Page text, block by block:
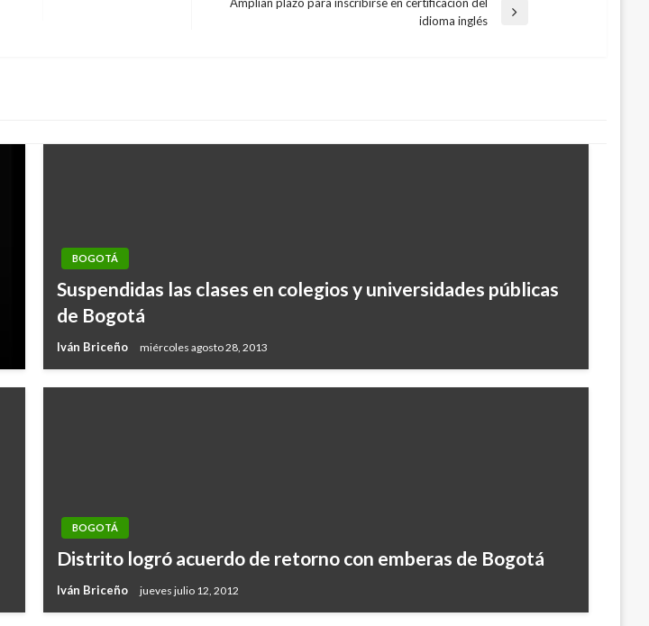
Amplían plazo para inscribirse en certificación del
idioma inglés
BOGOTÁ
Suspendidas las clases en colegios y universidades públicas
de Bogotá
Iván Briceño miércoles agosto 28, 2013
BOGOTÁ
Distrito logró acuerdo de retorno con emberas de Bogotá
Iván Briceño jueves julio 12, 2012